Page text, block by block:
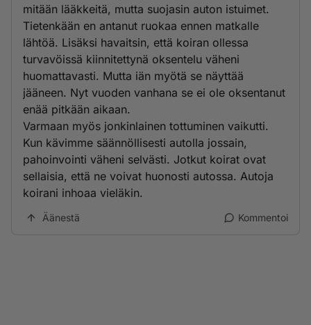
mitään lääkkeitä, mutta suojasin auton istuimet.
Tietenkään en antanut ruokaa ennen matkalle
lähtöä. Lisäksi havaitsin, että koiran ollessa
turvavöissä kiinnitettynä oksentelu väheni
huomattavasti. Mutta iän myötä se näyttää
jääneen. Nyt vuoden vanhana se ei ole oksentanut
enää pitkään aikaan.
Varmaan myös jonkinlainen tottuminen vaikutti.
Kun kävimme säännöllisesti autolla jossain,
pahoinvointi väheni selvästi. Jotkut koirat ovat
sellaisia, että ne voivat huonosti autossa. Autoja
koirani inhoaa vieläkin.
Äänestä Kommentoi